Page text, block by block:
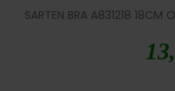
SARTEN BRA A831218 18CM